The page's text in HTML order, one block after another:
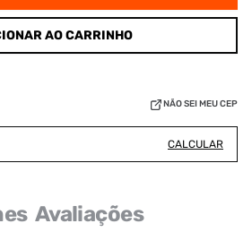
AO CARRINHO
NÃO SEI MEU CEP
CALCULAR
Avaliações